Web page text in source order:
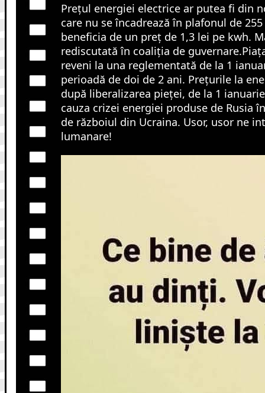
Prețul energiei electrice ar putea fi din
care nu se încadrează în plafonul de
beneficia de un preț de 1,3 lei pe kwh.
rediscutată în coaliția de
reveni la una reglementată de la 1
perioadă de doi de 2 ani. Prețurile la
după liberalizarea pieței, de la 1
cauza crizei energiei produse de Rusia
de războiul din Ucraina. Usor, usor ne
lumanare!